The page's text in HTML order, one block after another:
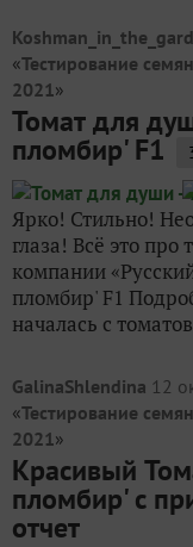
«Тестирование
2021»
Томат для
пломбир' F1
Ярко! Стильно!
глаза! Всё это
компании
пломбир' F1
началась с
GalinaShlendina 12
«Тестирование
2021»
Красивый
пломбир' с
отчет